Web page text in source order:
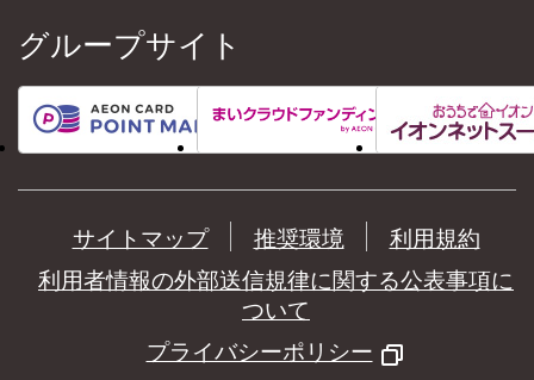
グループサイト
サイトマップ 推奨環境
利用規約
利用者情報の外部送信規律に関する公表事項に
ついて
プライバシーポリシー